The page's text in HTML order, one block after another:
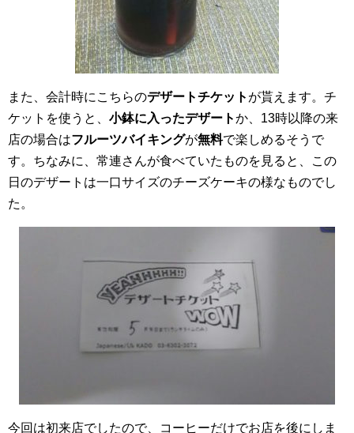
また、会計時にこちらのデザートチケット が貰えます。チ
ケットを使うと、 小鉢に入ったデザートか、13時以降の来
店の場合はフルーツバイキングが無料で楽しめるそうで
す。ちなみに、常連さんが食べていたものを見ると、この
日のデザートは一口サイズのチーズケーキの様なものでし
た。
今回は初来店でしたので、コーヒーだけでお店を後にしま